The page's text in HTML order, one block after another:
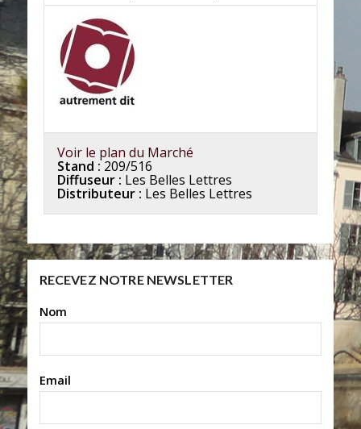
Voir le plan du Marché
Stand : 209/516
Diffuseur : Les Belles Lettres
Distributeur : Les Belles Lettres
RECEVEZ NOTRE NEWSLETTER
Nom
Email